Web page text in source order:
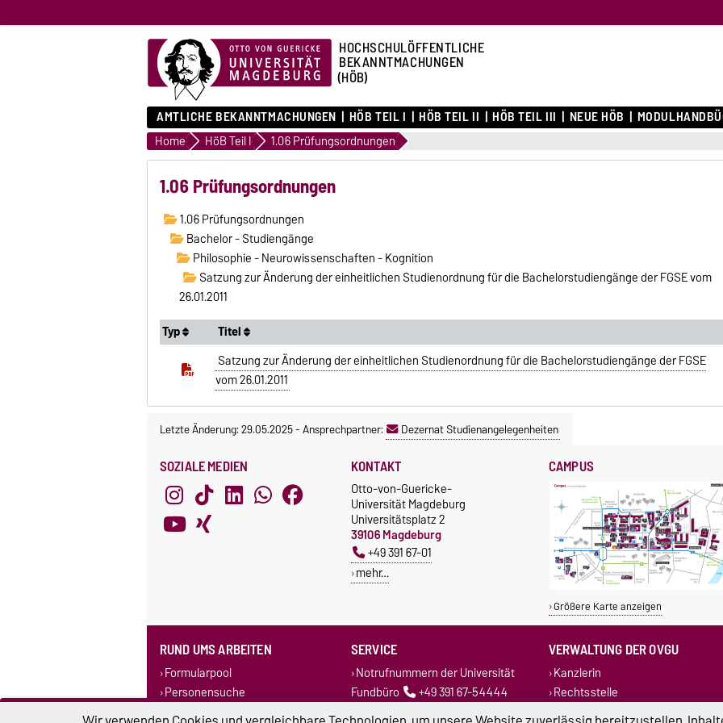
HOCHSCHULÖFFENTLICHE
BEKANNTMACHUNGEN
(HÖB)
AMTLICHE BEKANNTMACHUNGEN HÖB TEIL I HÖB TEIL II HÖB TEIL III NEUE HÖB
Home HöB Teil I 1.06 Prüfungsordnungen
1.06 Prüfungsordnungen
1.06 Prüfungsordnungen
Bachelor - Studiengänge
Philosophie - Neurowissenschaften - Kognition
Satzung zur Änderung der einheitlichen Studienordnung für die Bachelorstudiengänge der FGSE vom
26.01.2011
Typ
Titel
Satzung zur Änderung der einheitlichen Studienordnung für die Bachelorstudiengänge der FGSE
vom 26.01.2011
Letzte Änderung: 29.05.2025-Ansprechpartner: Dezernat Studienangelegenheiten
SOZIALE MEDIEN KONTAKT
Otto-von-Guericke-
Universität Magdeburg
Universitätsplatz 2
39106 Magdeburg
+49 391 67-01
mehr…
CAMPUS
Größere Karte anzeigen
RUND UMS ARBEITEN
Formularpool
Personensuche
Corporate Design
SERVICE
Notrufnummern der Universität
Fundbüro
+49 391 67-54444
VERWALTUNG DER OVGU
Kanzlerin
Rechtsstelle